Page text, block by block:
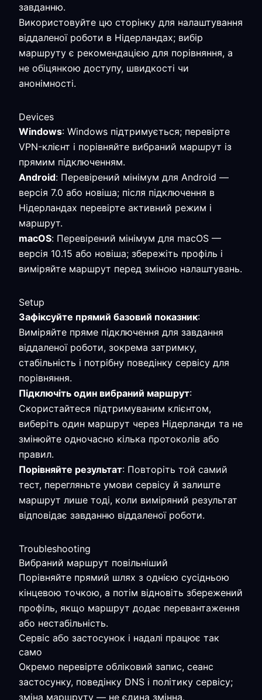
завданню.
Використовуйте цю сторінку для налаштування
віддаленої роботи в Нідерландах; вибір
маршруту є рекомендацією для порівняння, а
не обіцянкою доступу, швидкості чи
анонімності.
Devices
Windows: Windows підтримується; перевірте
VPN-клієнт і порівняйте вибраний маршрут із
прямим підключенням.
Android: Перевірений мінімум для Android —
версія 7.0 або новіша; після підключення в
Нідерландах перевірте активний режим і
маршрут.
macOS: Перевірений мінімум для macOS —
версія 10.15 або новіша; збережіть профіль і
виміряйте маршрут перед зміною налаштувань.
Setup
Зафіксуйте прямий базовий показник:
Виміряйте пряме підключення для завдання
віддаленої роботи, зокрема затримку,
стабільність і потрібну поведінку сервісу для
порівняння.
Підключіть один вибраний маршрут:
Скористайтеся підтримуваним клієнтом,
виберіть один маршрут через Нідерланди та не
змінюйте одночасно кілька протоколів або
правил.
Порівняйте результат: Повторіть той самий
тест, перегляньте умови сервісу й залиште
маршрут лише тоді, коли виміряний результат
відповідає завданню віддаленої роботи.
Troubleshooting
Вибраний маршрут повільніший
Порівняйте прямий шлях з однією сусідньою
кінцевою точкою, а потім відновіть збережений
профіль, якщо маршрут додає перевантаження
або нестабільність.
Сервіс або застосунок і надалі працює так
само
Окремо перевірте обліковий запис, сеанс
застосунку, поведінку DNS і політику сервісу;
зміна маршруту — не єдина змінна.